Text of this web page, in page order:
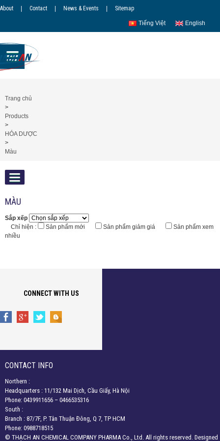
About Contact News & Events Sitemap
Tiếng Việt English
Trang chủ
>
Products
>
HÓA DƯỢC
>
Màu
MÀU
Sắp xếp
Chỉ hiện :
Sản phẩm mới Sản phẩm giảm giá
Sản phẩm xem
nhiều
CONNECT WITH US
CONTACT INFO
Northern :
Headquarters : 11/132 Mai Dịch, Cầu Giấy, Hà Nội
Phone: 0439911656 – 0466535316
South :
Branch : 87/7F, P. Tân Thuận Đông, Q 7, TP HCM
Phone: 0988718515
© THẠCH AN CHEMICAL COMPANY PHARMA Co., Ltd. All rights reserved. Designed